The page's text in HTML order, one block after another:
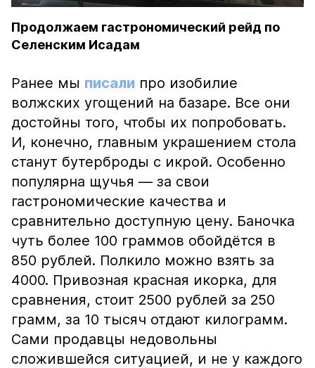
Продолжаем гастрономический рейд по
Селенским Исадам
Ранее мы писали про изобилие
волжских угощений на базаре. Все они
достойны того, чтобы их попробовать.
И, конечно, главным украшением стола
станут бутерброды с икрой. Особенно
популярна щучья — за свои
гастрономические качества и
сравнительно доступную цену. Баночка
чуть более 100 граммов обойдётся в
850 рублей. Полкило можно взять за
4000. Привозная красная икорка, для
сравнения, стоит 2500 рублей за 250
грамм, за 10 тысяч отдают килограмм.
Сами продавцы недовольны
сложившейся ситуацией, и не у каждого